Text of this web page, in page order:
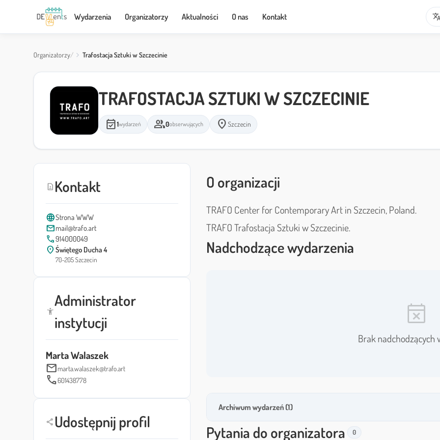
Wydarzenia Organizatorzy Aktualności O nas Kontakt translate
Organizatorzy Trafostacja Sztuki w Szczecinie
TRAFOSTACJA SZTUKI W SZCZECINIE
event_available1wydarzeń group0obserwujących location_on Szczecin
contact_page Kontakt
languageStrona WWW
mailmail@trafo.art
call914000049
location_on Świętego Ducha 4
70-205 Szczecin
accessibility_new
Administrator
instytucji
Marta Walaszek
mailmarta.walaszek@trafo.art
call601438778
shareUdostępnij profil
O organizacji
TRAFO Center for Contemporary Art in Szczecin, Poland.
TRAFO Trafostacja Sztuki w Szczecinie.
Nadchodzące wydarzenia
event_busy
Brak nadchodzących
Archiwum wydarzeń (1)
Pytania do organizatora 0